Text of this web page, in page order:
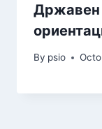
Државен
By psio